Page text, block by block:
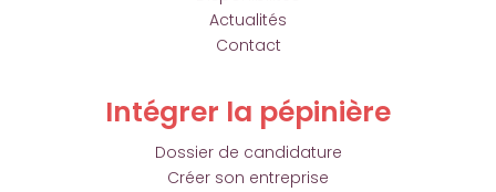
Actualités
Contact
Intégrer la pépinière
Dossier de candidature
Créer son entreprise